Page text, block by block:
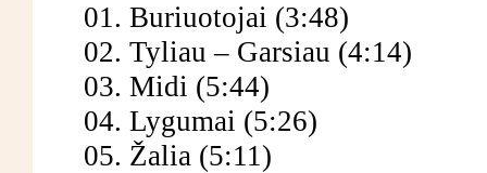
01. Buriuotojai (3:48)
02. Tyliau – Garsiau (4:14)
03. Midi (5:44)
04. Lygumai (5:26)
05. Žalia (5:11)